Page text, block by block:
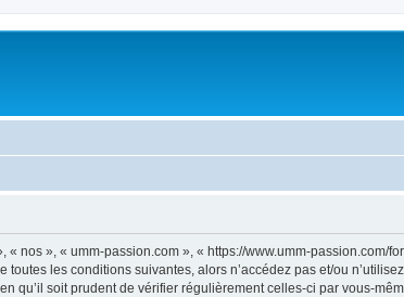
nos », « umm-passion.com », « https://www.umm-passion.com/
les conditions suivantes, alors n’accédez pas et/ou
qu’il soit prudent de vérifier régulièrement celles-ci par vous-